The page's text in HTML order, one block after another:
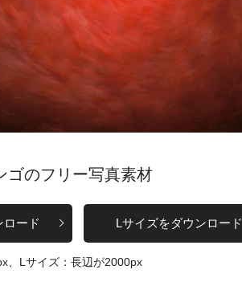
ゴのフリー写真素材
ロード Lサイズをダウンロード
、Lサイズ：長辺が2000px